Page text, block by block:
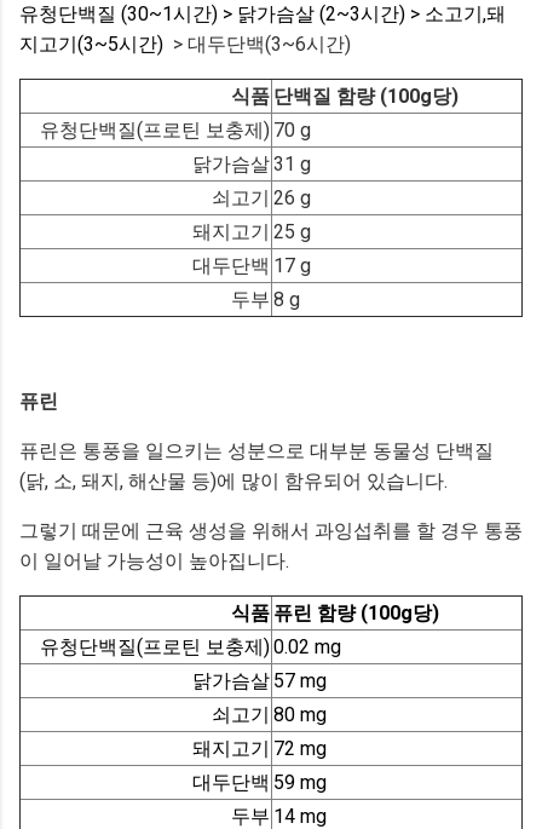
유청단백질 (30~1시간) > 닭가슴살 (2~3시간) > 소고기,돼
지고기(3~5시간) > 대두단백(3~6시간)
식품 단백질 함량 (100g당)
유청단백질(프로틴 보충제) 70 g
닭가슴살31 g
쇠고기 26 g
돼지고기 25 g
대두단백 17 g
두부 8 g
퓨린
퓨린은 통풍을 일으키는 성분으로 대부분 동물성 단백질
(닭, 소, 돼지, 해산물 등)에 많이 함유되어 있습니다.
그렇기 때문에 근육 생성을 위해서 과잉섭취를 할 경우 통풍
이 일어날 가능성이 높아집니다.
식품 퓨린 함량 (100g당)
유청단백질(프로틴 보충제)0.02 mg
닭가슴살 57 mg
쇠고기 80 mg
돼지고기 72 mg
대두단백 59 mg
두부 14 mg